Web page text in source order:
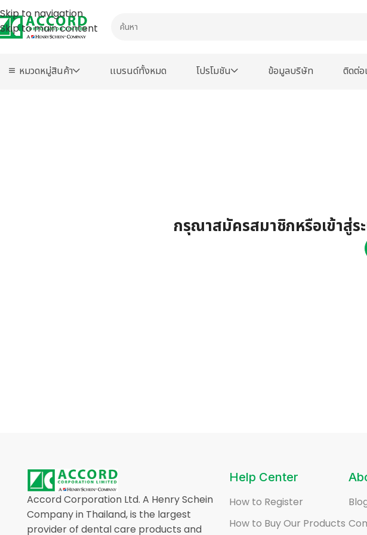
Skip to navigation
Skip to main content
หมวดหมู่สินค้า เเบรนด์ทั้งหมด โปรโมชัน ข้อมูลบริษัท ติดต่อ
กรุณาสมัครสมาชิกหรือเข้าสู่ร
Accord Corporation Ltd. A Henry Schein
Company in Thailand, is the largest
provider of dental care products and
Help Center
How to Register
How to Buy Our Products